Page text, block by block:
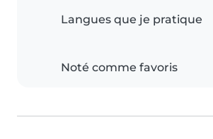
Langues que je pratique
Noté comme favoris